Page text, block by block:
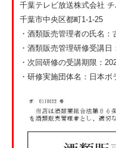
以上の内容をご理解・ご同
千葉テレビ放送株式会社
千葉市中央区都町1-1-25
・酒類販売管理者の氏名：
・酒類販売管理研修受講日
・次回研修の受講期限：
・研修実施団体名：日本